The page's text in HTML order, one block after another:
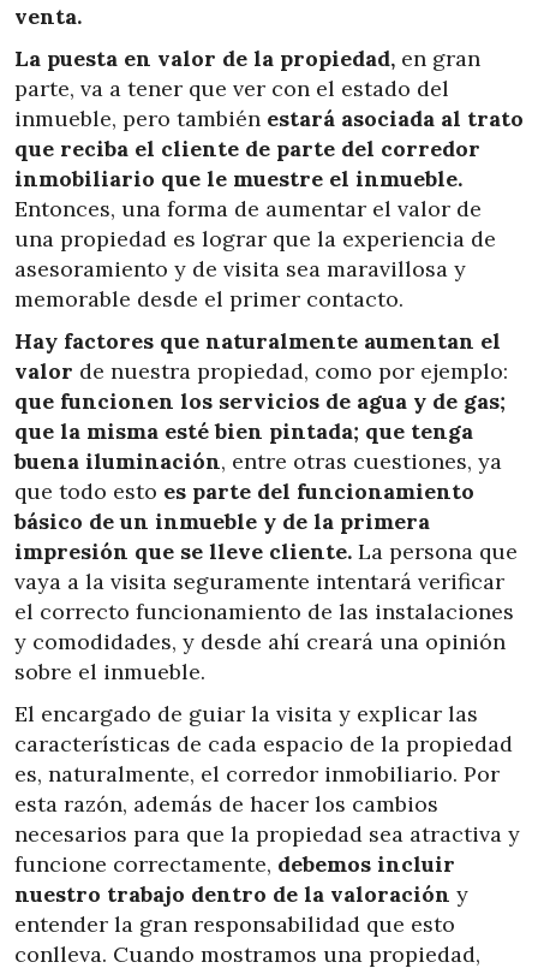
venta.
La puesta en valor de la propiedad, en gran
parte, va a tener que ver con el estado del
inmueble, pero también estará asociada al trato
que reciba el cliente de parte del corredor
inmobiliario que le muestre el inmueble.
Entonces, una forma de aumentar el valor de
una propiedad es lograr que la experiencia de
asesoramiento y de visita sea maravillosa y
memorable desde el primer contacto.
Hay factores que naturalmente aumentan el
valor de nuestra propiedad, como por ejemplo:
que funcionen los servicios de agua y de gas;
que la misma esté bien pintada; que tenga
buena iluminación, entre otras cuestiones, ya
que todo esto es parte del funcionamiento
básico de un inmueble y de la primera
impresión que se lleve cliente. La persona que
vaya a la visita seguramente intentará verificar
el correcto funcionamiento de las instalaciones
y comodidades, y desde ahí creará una opinión
sobre el inmueble.
El encargado de guiar la visita y explicar las
características de cada espacio de la propiedad
es, naturalmente, el corredor inmobiliario. Por
esta razón, además de hacer los cambios
necesarios para que la propiedad sea atractiva y
funcione correctamente, debemos incluir
nuestro trabajo dentro de la valoración y
entender la gran responsabilidad que esto
conlleva. Cuando mostramos una propiedad,